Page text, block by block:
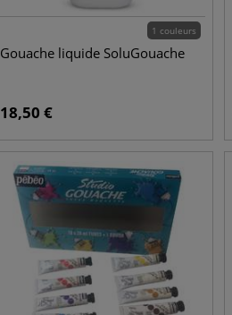
1 couleurs
Gouache liquide SoluGouache
18,50 €